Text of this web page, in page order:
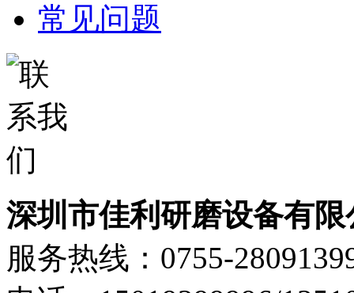
常见问题
深圳市佳利研磨设备有限
服务热线：0755-